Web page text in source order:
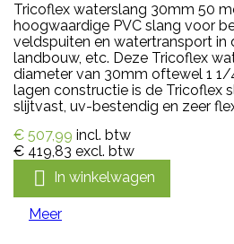
Tricoflex waterslang 30mm 50
hoogwaardige PVC slang voor
veldspuiten en watertransport in
landbouw, etc. Deze Tricoflex
diameter van 30mm oftewel 1 1/
lagen constructie is de Tricoflex
slijtvast, uv-bestendig en zeer
€ 507,99 incl. btw
€ 419,83 excl. btw
 In winkelwagen
Meer